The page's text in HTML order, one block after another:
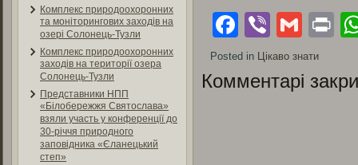
Комплекс природоохоронних
та моніторингових заходів на
озері Солонець-Тузли
Комплекс природоохоронних
заходів на території озера
Солонець-Тузли
Представники НПП
«Білобережжя Святослава»
взяли участь у конференції до
30-річчя природного
заповідника «Єланецький
степ»
Facebook
Viber
Posted in Цікаво знати
Комментарі